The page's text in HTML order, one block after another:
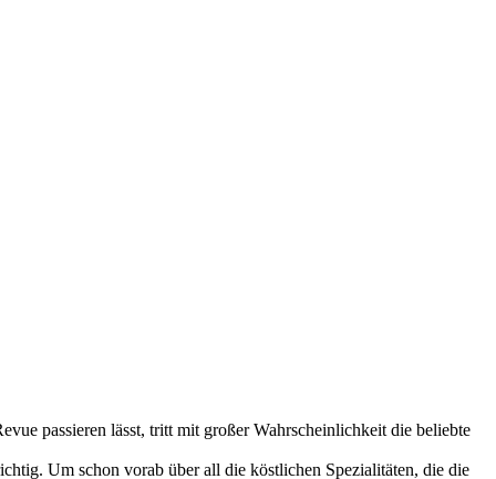
passieren lässt, tritt mit großer Wahrscheinlichkeit die beliebte
Um schon vorab über all die köstlichen Spezialitäten, die die